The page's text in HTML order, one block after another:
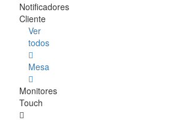
Notificadores
Cliente
Ver
todos
Mesa
Monitores
Touch